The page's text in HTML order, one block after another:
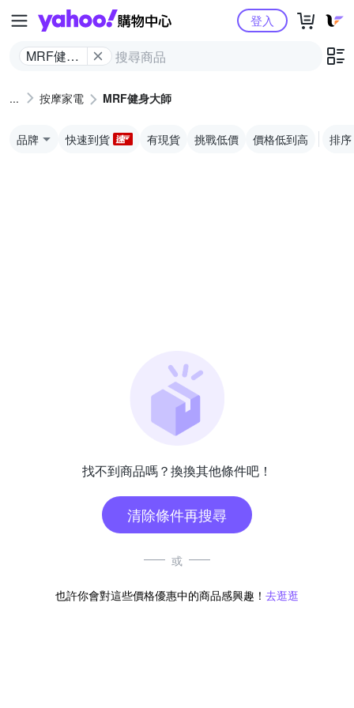
Yahoo購物中心
MRF健身
登入
按摩家電 MRF健身大師
品牌 快速到貨 有現貨 挑戰低價 價格低到高 排序
找不到商品嗎？換換其他條件吧！
清除條件再搜尋
或
也許你會對這些價格優惠中的商品感興趣！ 去逛逛